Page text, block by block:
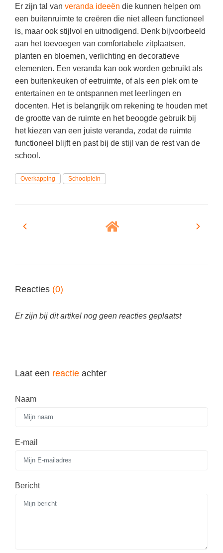
Ruimte
Schoolreisideeën
Schoolspullen
Seizoenen
Sinterklaas
Spelletjes
Sprookjes
Startpagina onderwijs
Jenaplanonderwijs
Daltononderwijs
Schoolspullen
Onderwijsvacatures
Afscheidstekst collega
Studieschuld & Hypotheek
Middelbare school niveaus
Studenten laptop
Docentenplein nieuwsbrief
Er zijn tal van veranda ideeën die kunnen helpen om
een buitenruimte te creëren die niet alleen functioneel
is, maar ook stijlvol en uitnodigend. Denk bijvoorbeeld
aan het toevoegen van comfortabele zitplaatsen,
planten en bloemen, verlichting en decoratieve
elementen. Een veranda kan ook worden gebruikt als
een buitenkeuken of eetruimte, of als een plek om te
entertainen en te ontspannen met leerlingen en
docenten. Het is belangrijk om rekening te houden met
de grootte van de ruimte en het beoogde gebruik bij
het kiezen van een juiste veranda, zodat de ruimte
functioneel blijft en past bij de stijl van de rest van de
school.
Overkapping Schoolplein
Reacties (0)
Er zijn bij dit artikel nog geen reacties geplaatst
Laat een reactie achter
Naam
E-mail
Bericht